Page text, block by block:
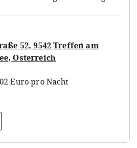
52, 9542 Treffen am
Österreich
Euro pro Nacht